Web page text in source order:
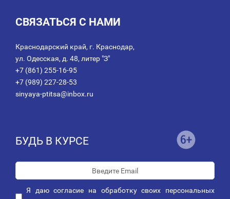
СВЯЗАТЬСЯ С НАМИ
Краснодарский край, г. Краснодар,
ул. Одесская, д. 48, литер "З"
+7 (861) 255-16-95
+7 (989) 227-28-53
sinyaya-ptitsa@inbox.ru
БУДЬ В КУРСЕ
Я даюсогласие на обработку своих персональных